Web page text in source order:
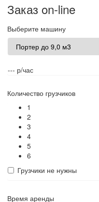
Заказ on-line
Выберите машину
--- р/час
Количество грузчиков
1
2
3
4
5
6
Грузчики не нужны
Время аренды